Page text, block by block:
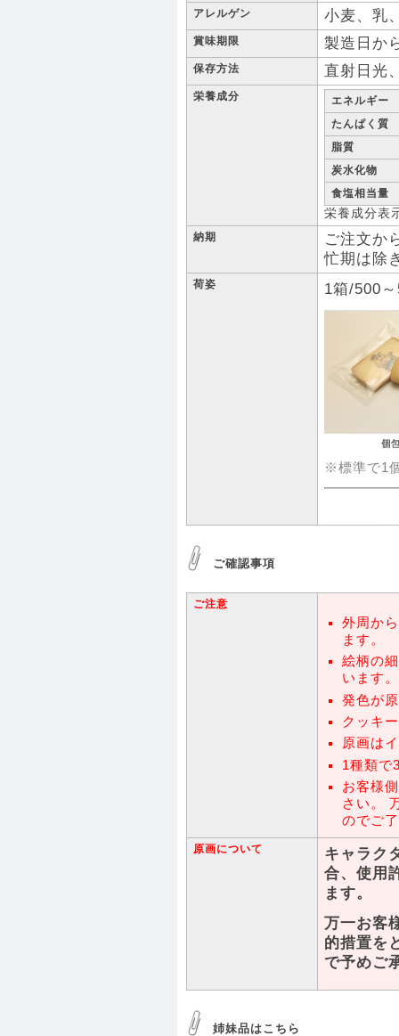
アレルゲン 小麦、乳
賞味期限 製造日か
保存方法 直射日光
栄養成分
エネルギー
たんぱく質
脂質
炭水化物
食塩相当量
栄養成分
納期
ご注文か
忙期は除
荷姿 1箱/500
※標準で1
ご確認事項
ご注意
外周か
ます。
絵柄の
います。
発色が
クッキ
原画は
1種類で
お客様
さい。
のでご
原画について
キャラク
合、使用
ます。
万一お客
的措置を
で予めご
姉妹品はこちら